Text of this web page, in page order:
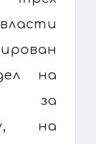
на
за
на